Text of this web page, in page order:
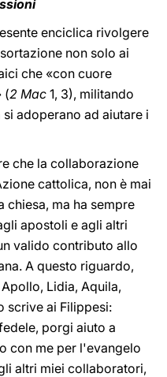
enciclica rivolgere
non solo ai
che «con cuore
(2 Mac 1, 3), militando
adoperano ad aiutare i
che la collaborazione
cattolica, non è mai
chiesa, ma ha sempre
apostoli e agli altri
valido contributo allo
A questo riguardo,
Lidia, Aquila,
scrive ai Filippesi:
porgi aiuto a
con me per l'evangelo
altri miei collaboratori,